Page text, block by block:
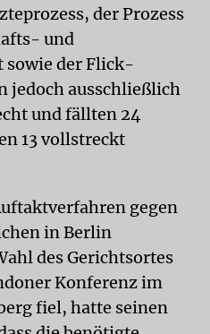
der Prozess
und
sowie der Flick-
jedoch ausschließlich
und fällten 24
13 vollstreckt
gegen
in Berlin
des Gerichtsortes
Konferenz im
fiel, hatte seinen